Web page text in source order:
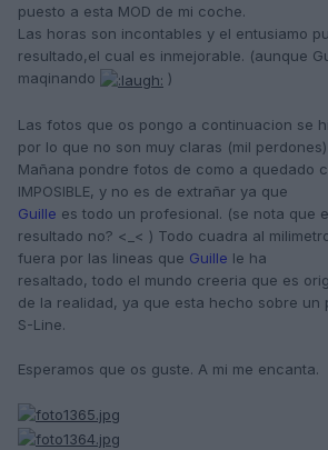
puesto a esta MOD de mi coche.
Las horas son incontables y el entusiamo
resultado,el cual es inmejorable. (aunque
maqinando
)
Las fotos que os pongo a continuacion se
por lo que no son muy claras (mil perdones)
Mañana pondre fotos de como a quedado
IMPOSIBLE, y no es de extrañar ya que
Guille es todo un profesional. (se nota que
resultado no? <_< ) Todo cuadra al
fuera por las lineas que Guille le ha
resaltado, todo el mundo creeria que es
de la realidad, ya que esta hecho sobre un
S-Line.
Esperamos que os guste. A mi me encanta.